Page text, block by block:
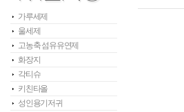
가루세제
울세제
고농축 섬유유연제
화장지
각티슈
키친타올
성인용기저귀